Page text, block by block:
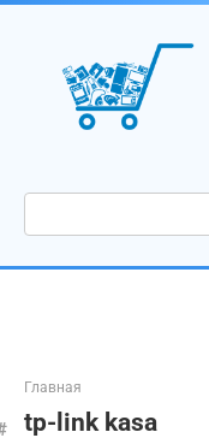
Перейти
контенту
Поиск:
Главная
tp-link kasa